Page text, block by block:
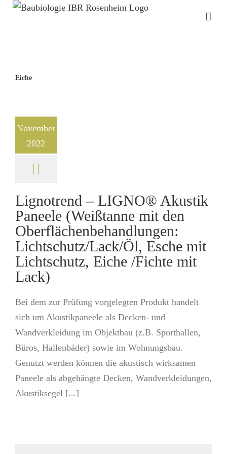
Eiche
November
2022
Lignotrend – LIGNO® Akustik
Paneele (Weißtanne mit den
Oberflächenbehandlungen:
Lichtschutz/Lack/Öl, Esche mit
Lichtschutz, Eiche /Fichte mit
Lack)
Bei dem zur Prüfung vorgelegten Produkt handelt
sich um Akustikpaneele als Decken- und
Wandverkleidung im Objektbau (z.B. Sporthallen,
Büros, Hallenbäder) sowie im Wohnungsbau.
Genutzt werden können die akustisch wirksamen
Paneele als abgehängte Decken, Wandverkleidungen,
Akustiksegel [...]